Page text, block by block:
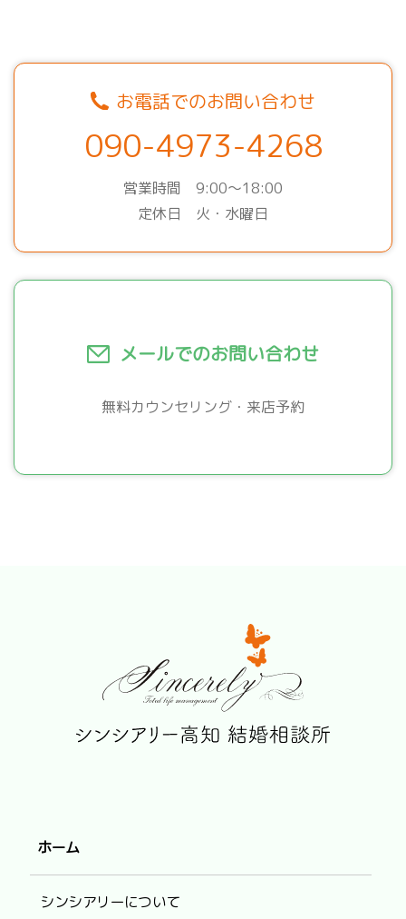
お電話でのお問い合わせ
090-4973-4268
営業時間 9:00～18:00
定休日 火・水曜日
メールでのお問い合わせ
無料カウンセリング・来店予約
ホーム
シンシアリーについて